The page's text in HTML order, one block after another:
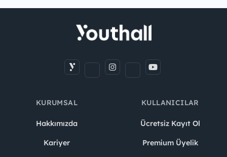
KURUMSAL
Hakkımızda
Kariyer
KULLANICILAR
Ücretsiz Kayıt Ol
Premium Üyelik